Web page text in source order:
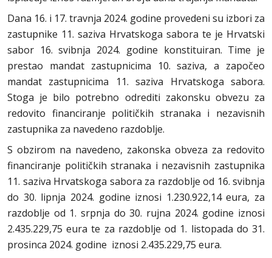
Dana 16. i 17. travnja 2024. godine provedeni su izbori za
zastupnike 11. saziva Hrvatskoga sabora te je Hrvatski
sabor 16. svibnja 2024. godine konstituiran. Time je
prestao mandat zastupnicima 10. saziva, a započeo
mandat zastupnicima 11. saziva Hrvatskoga sabora.
Stoga je bilo potrebno odrediti zakonsku obvezu za
redovito financiranje političkih stranaka i nezavisnih
zastupnika za navedeno razdoblje.
S obzirom na navedeno, zakonska obveza za redovito
financiranje političkih stranaka i nezavisnih zastupnika
11. saziva Hrvatskoga sabora za razdoblje od 16. svibnja
do 30. lipnja 2024. godine iznosi 1.230.922,14 eura, za
razdoblje od 1. srpnja do 30. rujna 2024. godine iznosi
2.435.229,75 eura te za razdoblje od 1. listopada do 31.
prosinca 2024. godine iznosi 2.435.229,75 eura.